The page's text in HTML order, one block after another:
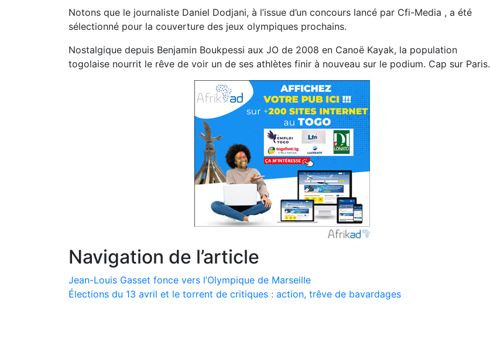
Notons que le journaliste Daniel Dodjani, à l’issue d’un concours lancé par Cfi-Media , a été
sélectionné pour la couverture des jeux olympiques prochains.
Nostalgique depuis Benjamin Boukpessi aux JO de 2008 en Canoë Kayak, la population
togolaise nourrit le rêve de voir un de ses athlètes finir à nouveau sur le podium. Cap sur Paris.
Navigation de l’article
Jean-Louis Gasset fonce vers l’Olympique de Marseille
Élections du 13 avril et le torrent de critiques : action, trêve de bavardages